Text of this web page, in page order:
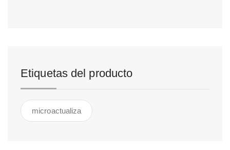
Etiquetas del producto
microactualiza